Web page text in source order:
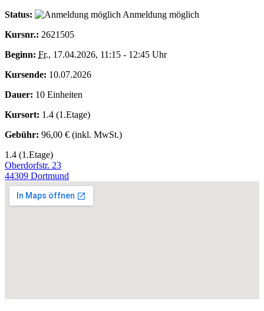
Status:
Anmeldung möglich
Kursnr.: 2621505
Beginn: Fr., 17.04.2026, 11:15 - 12:45 Uhr
Kursende: 10.07.2026
Dauer: 10 Einheiten
Kursort: 1.4 (1.Etage)
Gebühr: 96,00 € (inkl. MwSt.)
1.4 (1.Etage)
Oberdorfstr. 23
44309 Dortmund